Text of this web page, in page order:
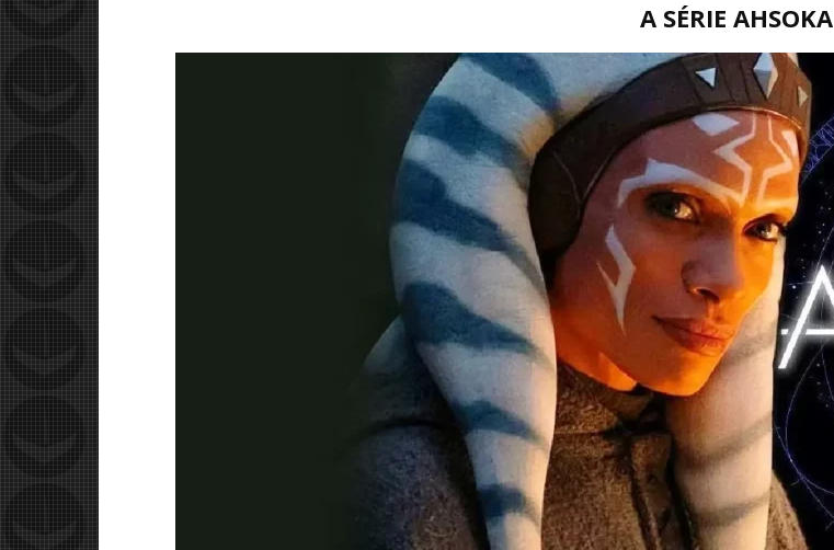
A SÉRIE AHSOKA